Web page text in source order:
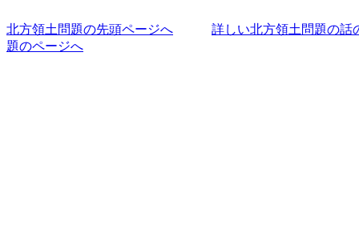
北方領土問題の先頭ページへ
詳しい北方領土問題の話
題のページへ